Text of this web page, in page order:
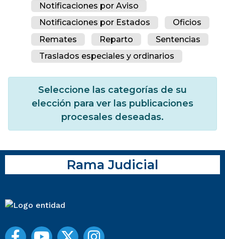
Notificaciones por Aviso
Notificaciones por Estados
Oficios
Remates
Reparto
Sentencias
Traslados especiales y ordinarios
Seleccione las categorías de su
elección para ver las publicaciones
procesales deseadas.
Rama Judicial